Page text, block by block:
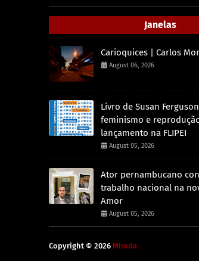
Janelas
Carioquices | Carlos
August 06, 2026
Livro de Susan
feminismo e
lançamento na FLIPEI
August 05, 2026
Ator pernambucano
trabalho nacional na
Amor
August 05, 2026
Copyright © 2026 Mirada